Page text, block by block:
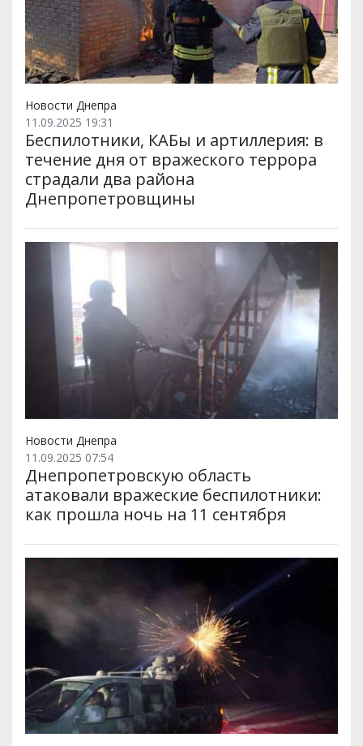
Новости Днепра
11.09.2025 19:31
Беспилотники, КАБы и артиллерия: в
течение дня от вражеского террора
страдали два района
Днепропетровщины
Новости Днепра
11.09.2025 07:54
Днепропетровскую область
атаковали вражеские беспилотники:
как прошла ночь на 11 сентября